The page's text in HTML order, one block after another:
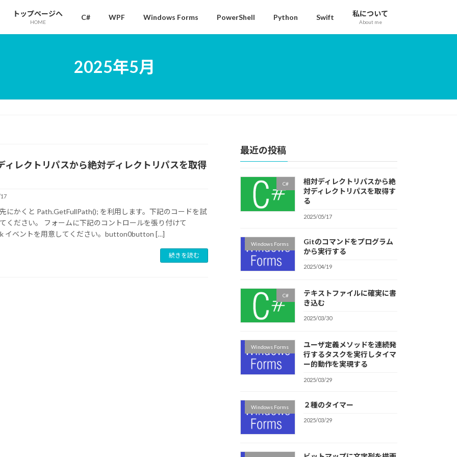
トップページへ
HOME
C# WPF Windows Forms PowerShell Python Swift 私について
About me
2025年5月
ィレクトリパスから絶対ディレクトリパスを取得
にかくと Path.GetFullPath(); を利用します。下記のコードを試
ください。 フォームに下記のコントロールを張り付けて
イベントを用意してください。button0button […]
続きを読む
最近の投稿
C#
相対ディレクトリパスから絶
対ディレクトリパスを取得す
る
2025/05/17
Windows Forms
Gitのコマンドをプログラム
から実行する
2025/04/19
C#
テキストファイルに確実に書
き込む
2025/03/30
Windows Forms
ユーザ定義メソッドを連続発
行するタスクを実行しタイマ
ー的動作を実現する
2025/03/29
Windows Forms ２種のタイマー
2025/03/29